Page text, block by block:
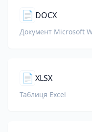
📄 DOCX
Документ Microsoft
📄 XLSX
Таблиця Excel